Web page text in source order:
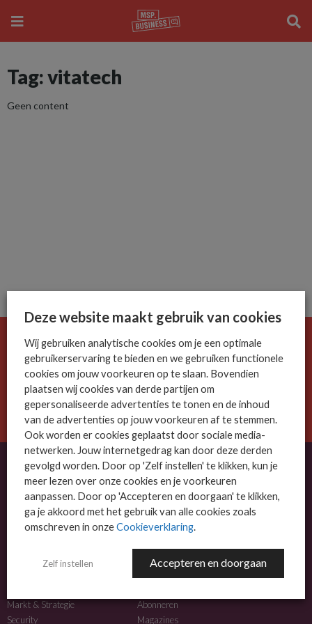
Tag: vitatech
Geen content
De ICT-wereld is snel. Mis niets.
Meld je nu aan voor de MSP Business nieuwsbrief.
AANMELDEN
OVER MSP BUSINESS
MSP Business is het kennisplatform voor IT-dienstverleners met MKB-focus.
NIEUWS
Markt & Strategie
Security
MEER INFO
Abonneren
Magazines
Deze website maakt gebruik van cookies
Wij gebruiken analytische cookies om je een optimale
gebruikerservaring te bieden en we gebruiken functionele
cookies om jouw voorkeuren op te slaan. Bovendien
plaatsen wij cookies van derde partijen om
gepersonaliseerde advertenties te tonen en de inhoud
van de advertenties op jouw voorkeuren af te stemmen.
Ook worden er cookies geplaatst door sociale media-
netwerken. Jouw internetgedrag kan door deze derden
gevolgd worden. Door op 'Zelf instellen' te klikken, kun je
meer lezen over onze cookies en je voorkeuren
aanpassen. Door op 'Accepteren en doorgaan' te klikken,
ga je akkoord met het gebruik van alle cookies zoals
omschreven in onzeCookieverklaring.
Zelf instellen Accepteren en doorgaan